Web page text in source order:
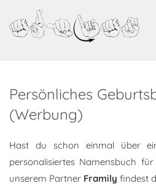
Arijan
Persönliches
(Werbung)
Hast du schon einmal über
personalisiertes Namensbuch
unserem Partner Framily findest